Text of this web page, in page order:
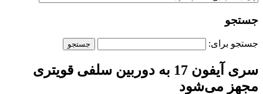
جستجو
جستجو برای:
سری آیفون 17 به دوربین سلفی قویتری
مجهز می‌شود